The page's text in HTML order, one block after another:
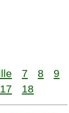
7 8
9
17 18